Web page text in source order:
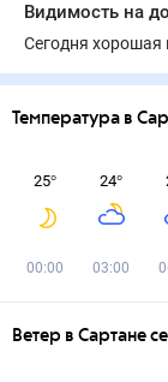
Видимость на
Сегодня хорошая
Температура в
25°
00:00
24°
03:00
Ветер в Сартане